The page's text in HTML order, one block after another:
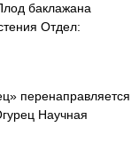
баклажана
Отдел:
перенаправляется
Научная